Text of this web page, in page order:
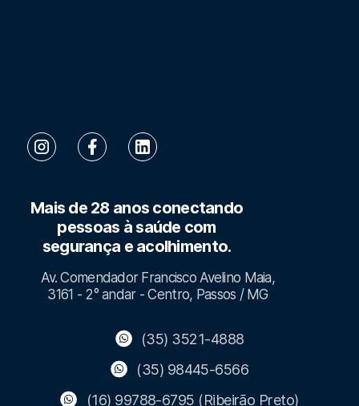
Mais de 28 anos conectando
pessoas à saúde com
segurança e acolhimento.
Av. Comendador Francisco Avelino Maia,
3161 - 2° andar - Centro, Passos / MG
(35) 3521-4888
(35) 98445-6566
(16) 99788-6795 (Ribeirão Preto)